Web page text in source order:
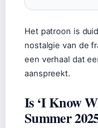
Het patroon is
nostalgie van de
een verhaal dat
aanspreekt.
Is ‘I Know
Summer